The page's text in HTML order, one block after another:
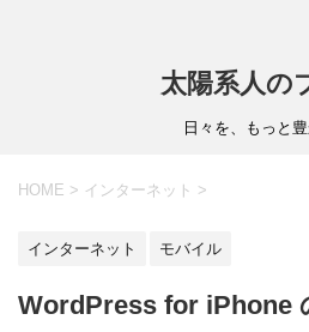
太陽系人の
日々を、もっと豊
HOME > インターネット >
インターネット モバイル
WordPress for iPhone